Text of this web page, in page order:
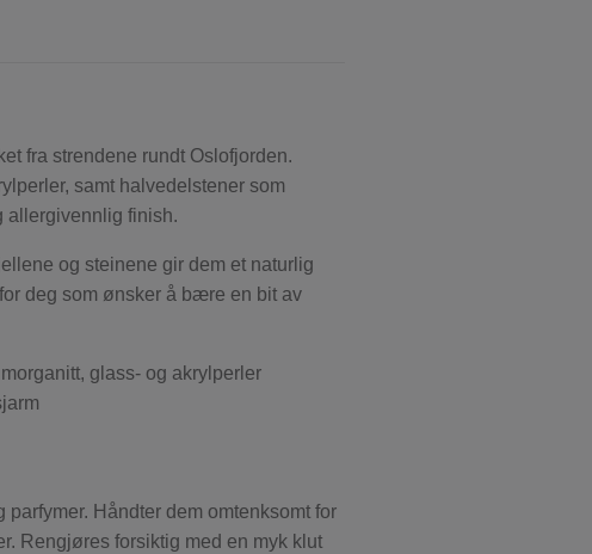
fra strendene rundt Oslofjorden.
samt halvedelstener som
allergivennlig finish.
og steinene gir dem et naturlig
deg som ønsker å bære en bit av
glass- og akrylperler
Håndter dem omtenksomt for
Rengjøres forsiktig med en myk klut